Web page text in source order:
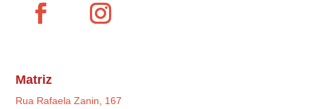
Matriz
Rua Rafaela Zanin, 167